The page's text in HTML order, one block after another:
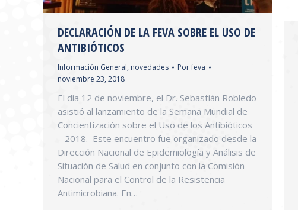
DECLARACIÓN DE LA FEVA SOBRE EL USO DE
ANTIBIÓTICOS
Información General, novedades Porfeva
noviembre 23, 2018
El día 12 de noviembre, el Dr. Sebastián Robledo
asistió al lanzamiento de la Semana Mundial de
Concientización sobre el Uso de los Antibióticos
– 2018. Este encuentro fue organizado desde la
Dirección Nacional de Epidemiología y Análisis de
Situación de Salud en conjunto con la Comisión
Nacional para el Control de la Resistencia
Antimicrobiana. En…